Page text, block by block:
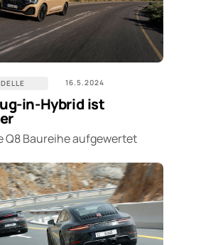
16.5.2024
in-Hybrid ist
Q8 Baureihe aufgewertet